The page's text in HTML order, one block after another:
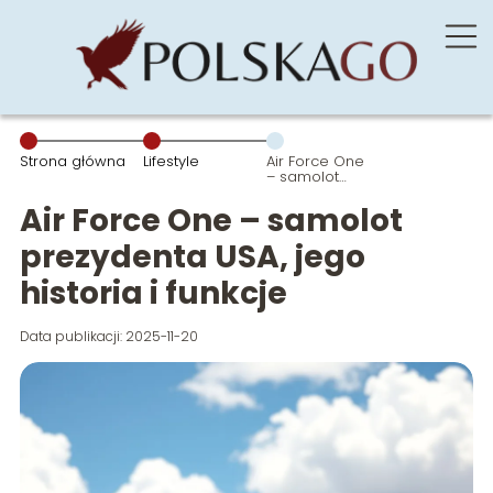
Strona główna Lifestyle Air Force One
– samolot
historia i
funkcje
Air Force One – samolot
prezydenta USA, jego
historia i funkcje
Data publikacji: 2025-11-20